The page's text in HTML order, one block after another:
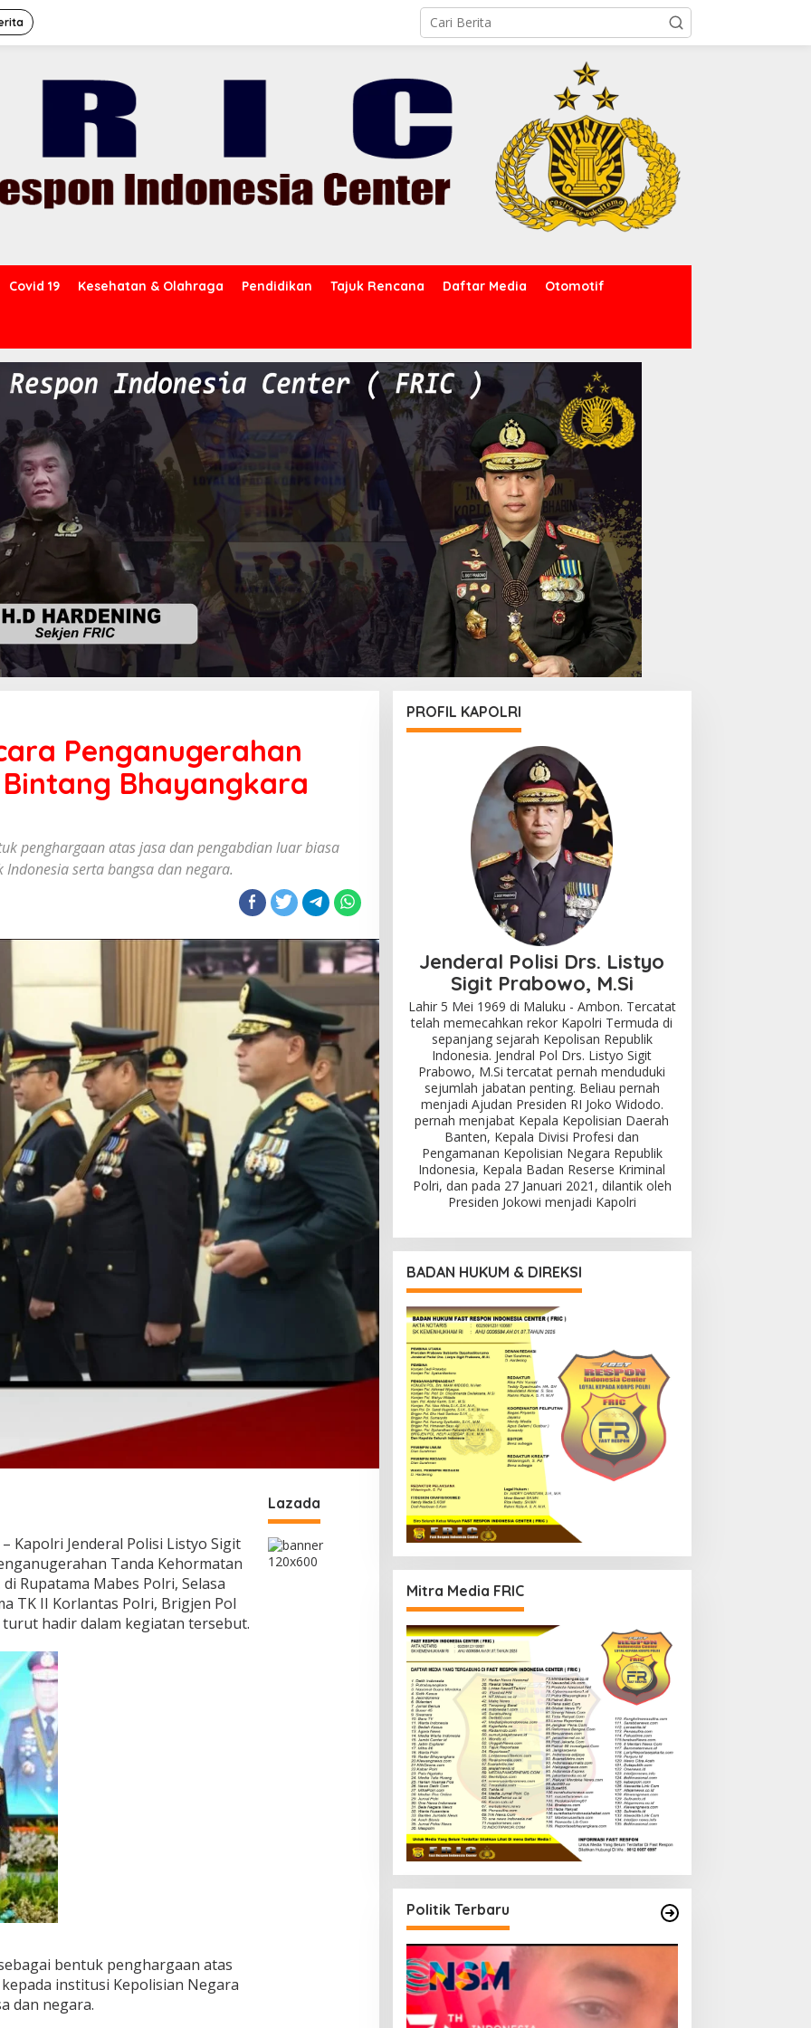
Covid 19 Kesehatan & Olahraga Pendidikan Tajuk Rencana Daftar Media Otomotif
Penganugerahan
Bhayangkara
penghargaan atas jasa dan pengabdian luar biasa
serta bangsa dan negara.
Kapolri Jenderal Polisi Listyo Sigit
Tanda Kehormatan
Rupatama Mabes Polri, Selasa
TK II Korlantas Polri, Brigjen Pol
turut hadir dalam kegiatan tersebut.
bentuk penghargaan atas
institusi Kepolisian Negara
dan negara.
Lazada
PROFIL KAPOLRI
Jenderal Polisi Drs. Listyo
Sigit Prabowo, M.Si
Lahir 5 Mei 1969 di Maluku - Ambon. Tercatat
telah memecahkan rekor Kapolri Termuda di
sepanjang sejarah Kepolisan Republik
Indonesia. Jendral Pol Drs. Listyo Sigit
Prabowo, M.Si tercatat pernah menduduki
sejumlah jabatan penting. Beliau pernah
menjadi Ajudan Presiden RI Joko Widodo.
pernah menjabat Kepala Kepolisian Daerah
Banten, Kepala Divisi Profesi dan
Pengamanan Kepolisian Negara Republik
Indonesia, Kepala Badan Reserse Kriminal
Polri, dan pada 27 Januari 2021, dilantik oleh
Presiden Jokowi menjadi Kapolri
BADAN HUKUM & DIREKSI
Mitra Media FRIC
Politik Terbaru